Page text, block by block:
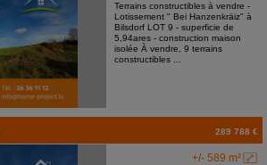
Terrains constructibles à vendre -
Lotissement " Bei Hanzenkräiz" à
Bilsdorf LOT 9 - superficie de
5,94ares - construction maison
isolée À vendre, 9 terrains
constructibles ...
289 788 €
+/- 589 m²